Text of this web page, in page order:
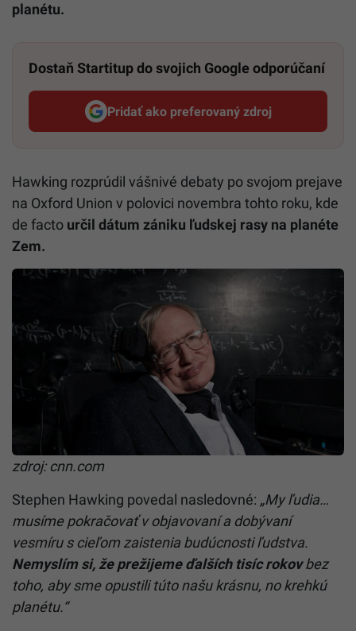
planétu.
Dostaň Startitup do svojich Google odporúčaní
Pridať ako preferovaný zdroj
Startitup, odkaz sa otvorí v
Hawking rozprúdil vášnivé debaty po svojom prejave
na Oxford Union v polovici novembra tohto roku, kde
de facto určil dátum zániku ľudskej rasy na planéte
Zem.
zdroj: cnn.com
Stephen Hawking povedal nasledovné: „My ľudia…
musíme pokračovať v objavovaní a dobývaní
vesmíru s cieľom zaistenia budúcnosti ľudstva.
Nemyslím si, že prežijeme ďalších tisíc rokovbez
toho, aby sme opustili túto našu krásnu, no krehkú
planétu.“